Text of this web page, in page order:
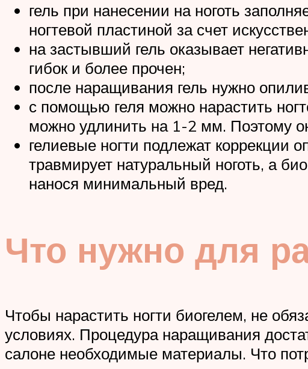
гель при нанесении на ноготь
ногтевой пластиной за счет
на застывший гель оказывает
гибок и более прочен;
после наращивания гель нужно
с помощью геля можно нарастить
можно удлинить на 1-2 мм. Поэтому
гелиевые ногти подлежат коррекции
травмирует натуральный ноготь, а
нанося минимальный вред.
Что нужно для
Чтобы нарастить ногти биогелем, не
условиях. Процедура наращивания
салоне необходимые материалы. Что